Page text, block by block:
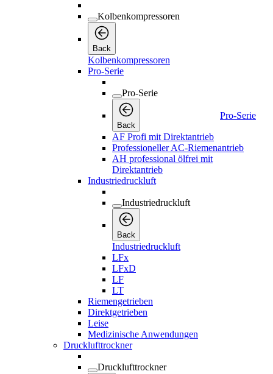
Kolbenkompressoren
Back
Kolbenkompressoren
Pro-Serie
Pro-Serie
Back
Pro-Serie
AF Profi mit Direktantrieb
Professioneller AC-Riemenantrieb
AH professional ölfrei mit
Direktantrieb
Industriedruckluft
Industriedruckluft
Back
Industriedruckluft
LFx
LFxD
LF
LT
Riemengetrieben
Direktgetrieben
Leise
Medizinische Anwendungen
Drucklufttrockner
Drucklufttrockner